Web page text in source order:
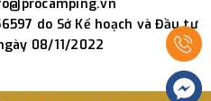
do Sở Kế hoạch và Đầu tư
08/11/2022